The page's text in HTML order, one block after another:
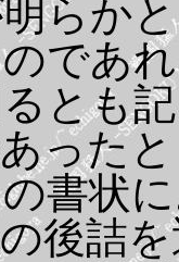
らか
であ
とも
った
書状
後詰